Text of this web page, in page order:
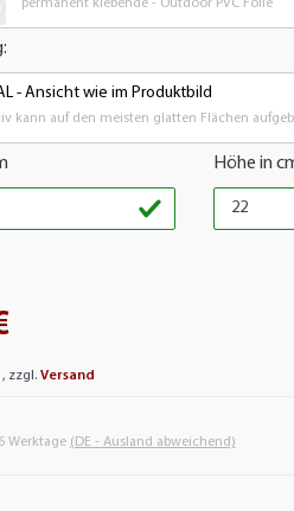
permanent klebende - Outdoor PVC Folie
- Ansicht wie im Produktbild
kann auf den meisten glatten Flächen
Höhe in
, zzgl. Versand
Werktage (DE - Ausland abweichend)